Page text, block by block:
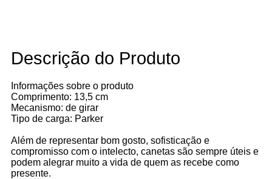
Descrição do Produto
Informações sobre o produto
Comprimento: 13,5 cm
Mecanismo: de girar
Tipo de carga: Parker
Além de representar bom gosto, sofisticação e
compromisso com o intelecto, canetas são sempre úteis e
podem alegrar muito a vida de quem as recebe como
presente.